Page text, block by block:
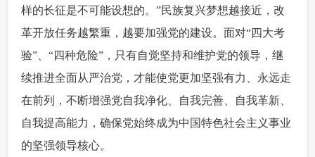
样的长征是不可能设想的。”民族复兴梦想越接近，改
革开放任务越繁重，越要加强党的建设。面对“四大考
验”、“四种危险”，只有自觉坚持和维护党的领导，继
续推进全面从严治党，才能使党更加坚强有力、永远走
在前列，不断增强党自我净化、自我完善、自我革新、
自我提高能力，确保党始终成为中国特色社会主义事业
的坚强领导核心。